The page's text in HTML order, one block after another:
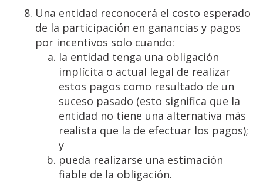
Una entidad reconocerá el costo esperado
de la participación en ganancias y pagos
por incentivos solo cuando:
la entidad tenga una obligación
implícita o actual legal de realizar
estos pagos como resultado de un
suceso pasado (esto significa que la
entidad no tiene una alternativa más
realista que la de efectuar los pagos);
y
pueda realizarse una estimación
fiable de la obligación.